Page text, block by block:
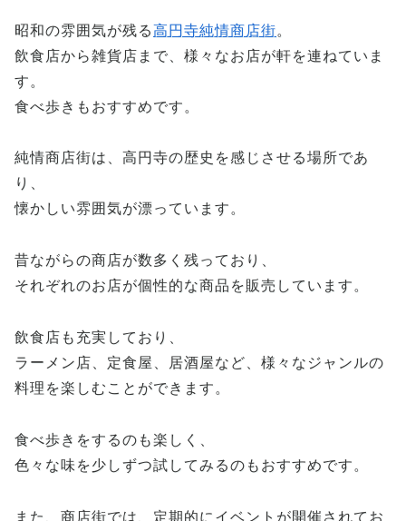
昭和の雰囲気が残る高円寺純情商店街。
飲食店から雑貨店まで、様々なお店が軒を連ねていま
す。
食べ歩きもおすすめです。
純情商店街は、高円寺の歴史を感じさせる場所であ
り、
懐かしい雰囲気が漂っています。
昔ながらの商店が数多く残っており、
それぞれのお店が個性的な商品を販売しています。
飲食店も充実しており、
ラーメン店、定食屋、居酒屋など、様々なジャンルの
料理を楽しむことができます。
食べ歩きをするのも楽しく、
色々な味を少しずつ試してみるのもおすすめです。
また、商店街では、定期的にイベントが開催されてお